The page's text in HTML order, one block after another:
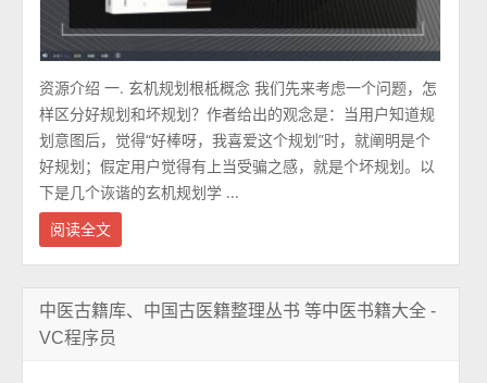
资源介绍 一. 玄机规划根柢概念 我们先来考虑一个问题，怎
样区分好规划和坏规划？作者给出的观念是：当用户知道规
划意图后，觉得“好棒呀，我喜爱这个规划”时，就阐明是个
好规划；假定用户觉得有上当受骗之感，就是个坏规划。以
下是几个诙谐的玄机规划学 ...
阅读全文
中医古籍库、中国古医籍整理丛书 等中医书籍大全 -
VC程序员